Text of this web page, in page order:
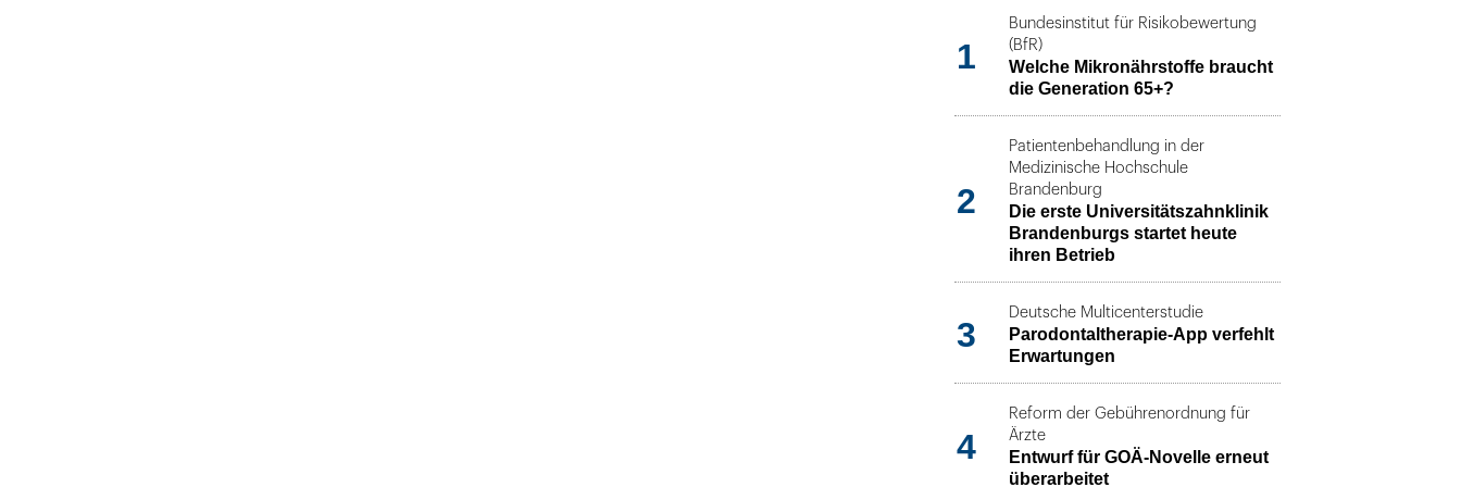
1
Bundesinstitut für Risikobewertung
(BfR)
Welche Mikronährstoffe braucht
die Generation 65+?
2
Patientenbehandlung in der
Medizinische Hochschule
Brandenburg
Die erste Universitätszahnklinik
Brandenburgs startet heute
ihren Betrieb
3
Deutsche Multicenterstudie
Parodontaltherapie-App verfehlt
Erwartungen
4
Reform der Gebührenordnung für
Ärzte
Entwurf für GOÄ-Novelle erneut
überarbeitet